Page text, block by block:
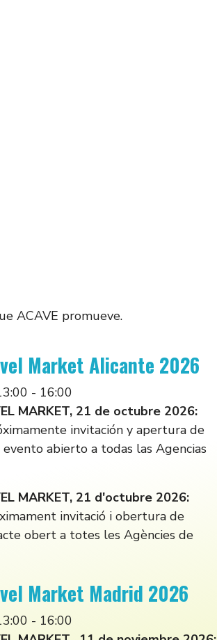
ACAVE promueve.
Market Alicante 2026
- 16:00
MARKET, 21 de octubre 2026:
invitación y apertura de
evento abierto a todas las Agencias
MARKET, 21 d'octubre 2026:
invitació i obertura de
obert a totes les Agències de
Market Madrid 2026
- 16:00